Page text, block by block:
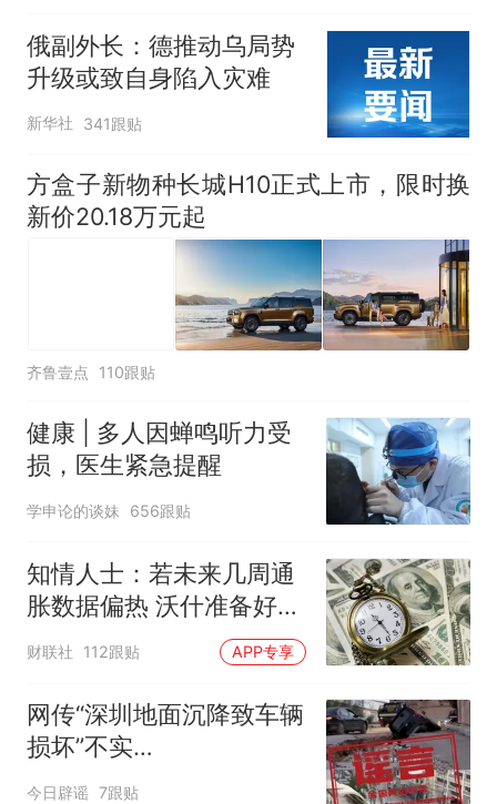
俄副外长：德推动乌局势
升级或致自身陷入灾难
新华社 341跟贴
方盒子新物种长城H10正式上市，限时换
新价20.18万元起
齐鲁壹点 110跟贴
健康 | 多人因蝉鸣听力受
损，医生紧急提醒
学申论的谈妹 656跟贴
知情人士：若未来几周通
胀数据偏热 沃什准备好加
息
财联社 112跟贴 APP专享
网传“深圳地面沉降致车辆
损坏”不实
（2026·08·06）
今日辟谣 7跟贴